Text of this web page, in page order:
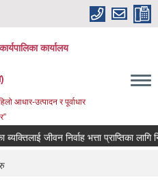
कार्यालय
आधार-उत्पादन र पूर्वाधार
जीवन निर्वाह भत्ता प्राप्तिका लागि